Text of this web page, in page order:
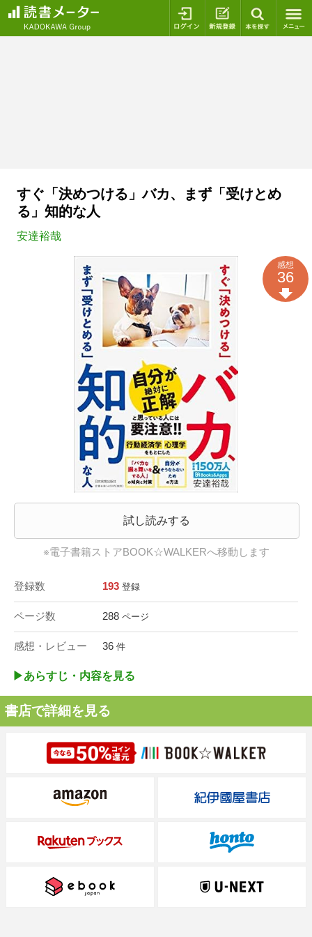
ログイン 新規登録
すぐ「決めつける」バカ、まず「受けとめ
る」知的な人
安達裕哉
試し読みする
※電子書籍ストアBOOK☆WALKERへ移動します
登録数 193 登録
ページ数 288 ページ
感想・レビュー 36 件
感想
36
▶︎あらすじ・内容を見る
書店で詳細を見る